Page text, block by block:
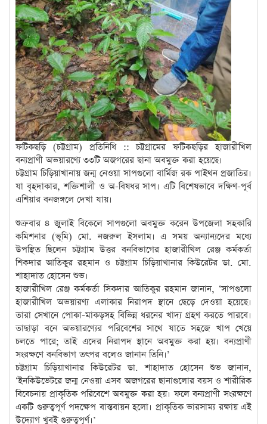
ফটিকছড়ি (চট্টগ্রাম) প্রতিনিধি :: চট্টগ্রামের ফটিকছড়ির হাজারীখিল
বন্যপ্রাণী অভয়ারণ্যে ৩৩টি অজগরের ছানা অবমুক্ত করা হয়েছে।
চট্টগ্রাম চিড়িয়াখানায় জন্ম নেওয়া সাপগুলো বার্মিজ রক পাইথন প্রজাতির।
যা বৃহদাকার, শক্তিশালী ও অ-বিষধর সাপ। এটি বিশেষভাবে দক্ষিণ-পূর্ব
এশিয়ার বনজঙ্গলে দেখা যায়।
শুক্রবার ৪ জুলাই বিকেলে সাপগুলো অবমুক্ত করেন উপজেলা সহকারি
কমিশনার (ভূমি) মো. নজরুল ইসলাম। এ সময় অন্যান্যদের মধ্যে
উপস্থিত ছিলেন চট্টগ্রাম উত্তর বনবিভাগের হাজারীখিল রেঞ্জ কর্মকর্তা
শিকদার আতিকুর রহমান ও চট্টগ্রাম চিড়িয়াখানার কিউরেটর ডা. মো.
শাহাদাত হোসেন শুভ।
হাজারীখিল রেঞ্জ কর্মকর্তা সিকদার আতিকুর রহমান জানান, ‘সাপগুলো
হাজারীখিল অভয়ারণ্য এলাকার নিরাপদ স্থানে ছেড়ে দেওয়া হয়েছে।
তারা সেখানে পোকা-মাকড়সহ বিভিন্ন ধরনের খাদ্য গ্রহণ করতে পারবে।
তাছাড়া বনে অভয়ারণ্যের পরিবেশের সাথে যাতে সহজে খাপ খেয়ে
চলতে পারে; তাই এদের নিরাপদ স্থানে অবমুক্ত করা হয়। বন্যপ্রাণী
সংরক্ষণে বনবিভাগ তৎপর বলেও জানান তিনি।’
চট্টগ্রাম চিড়িয়াখানার কিউরেটর ডা. শাহাদাত হোসেন শুভ জানান,
‘ইনকিউভেটরে জন্ম নেওয়া এসব অজগরের ছানাগুলোর বয়স ও শারীরিক
বিবেচনায় প্রাকৃতিক পরিবেশে অবমুক্ত করা হয়। ফলে বন্যপ্রাণী সংরক্ষণে
একটি গুরুত্বপূর্ণ পদক্ষেপ বাস্তবায়ন হলো। প্রাকৃতিক ভারসাম্য রক্ষায় এই
উদ্যোগ খুবই গুরুত্বপূর্ণ।’